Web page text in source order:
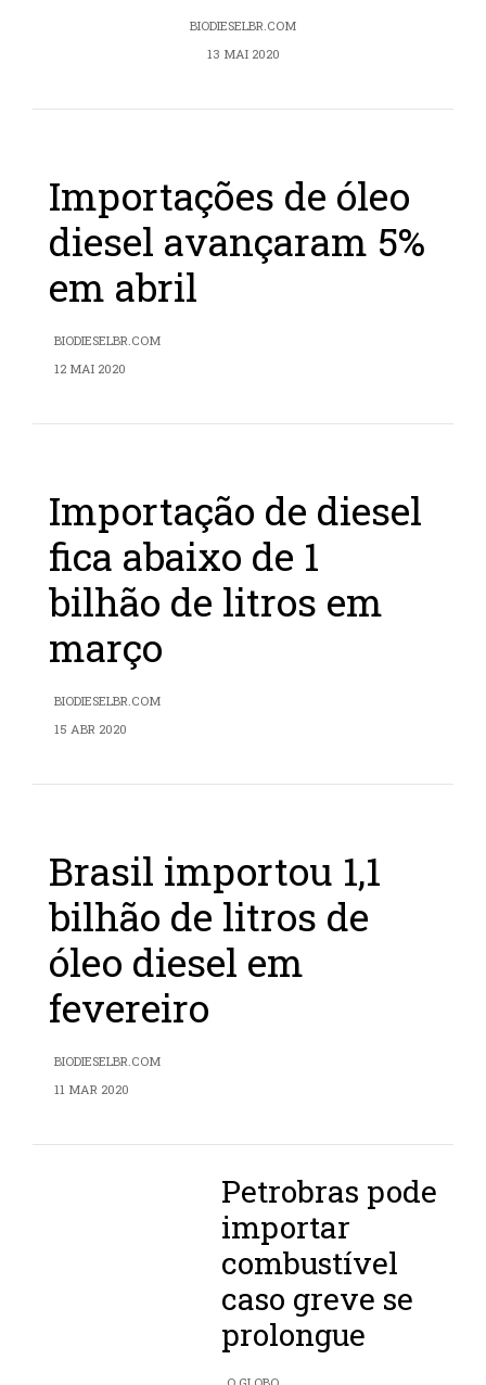
BIODIESELBR.COM
13 MAI 2020
Importações de óleo
diesel avançaram 5%
em abril
BIODIESELBR.COM
12 MAI 2020
Importação de diesel
fica abaixo de 1
bilhão de litros em
março
BIODIESELBR.COM
15 ABR 2020
Brasil importou 1,1
bilhão de litros de
óleo diesel em
fevereiro
BIODIESELBR.COM
11 MAR 2020
Petrobras pode
importar
combustível
caso greve se
prolongue